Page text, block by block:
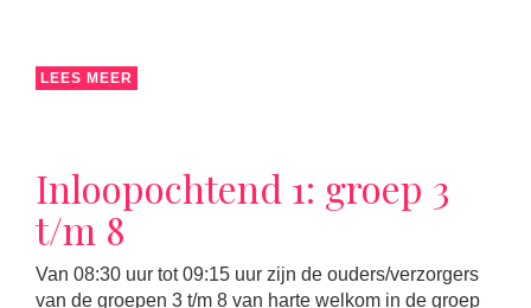
LEES MEER
Inloopochtend 1: groep 3
t/m 8
Van 08:30 uur tot 09:15 uur zijn de ouders/verzorgers
van de groepen 3 t/m 8 van harte welkom in de groep